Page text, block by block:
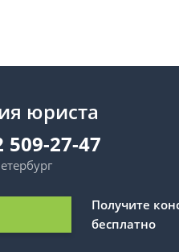
юриста
509-27-47
Получите
бесплатно